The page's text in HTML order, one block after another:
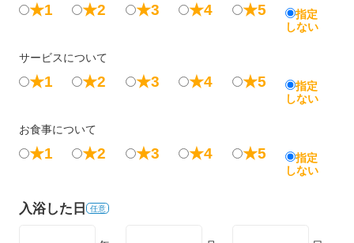
★1 ★2 ★3 ★4 ★5
指定
しない
サービスについて
★1 ★2 ★3 ★4 ★5
指定
しない
お食事について
★1 ★2 ★3 ★4 ★5
指定
しない
入浴した日 任意